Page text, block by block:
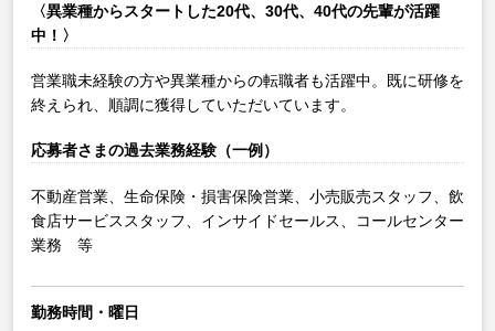
〈異業種からスタートした20代、30代、40代の先輩が活躍
中！〉
営業職未経験の方や異業種からの転職者も活躍中。既に研修を
終えられ、順調に獲得していただいています。
応募者さまの過去業務経験（一例）
不動産営業、生命保険・損害保険営業、小売販売スタッフ、飲
食店サービススタッフ、インサイドセールス、コールセンター
業務 等
勤務時間・曜日